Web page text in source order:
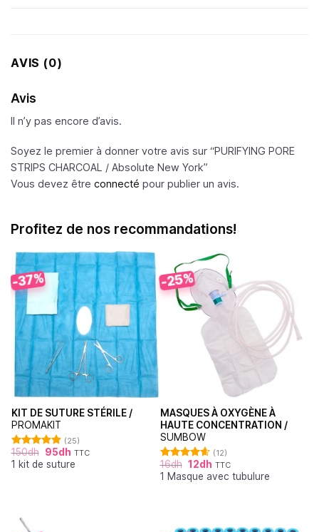
AVIS (0)
Avis
Il n’y pas encore d’avis.
Soyez le premier à donner votre avis sur “PURIFYING PORE
STRIPS CHARCOAL / Absolute New York”
Vous devez être connecté pour publier un avis.
Profitez de nos recommandations!
-37%
KIT DE SUTURE STÉRILE /
PROMAKIT
Note4.92
sur 5
(25)
150dh 95dh TTC
1 kit de suture
-25%
MASQUES À OXYGÈNE À
HAUTE CONCENTRATION /
SUMBOW
Note
4.64
sur 5
(12)
16dh 12dh TTC
1 Masque avec tubulure